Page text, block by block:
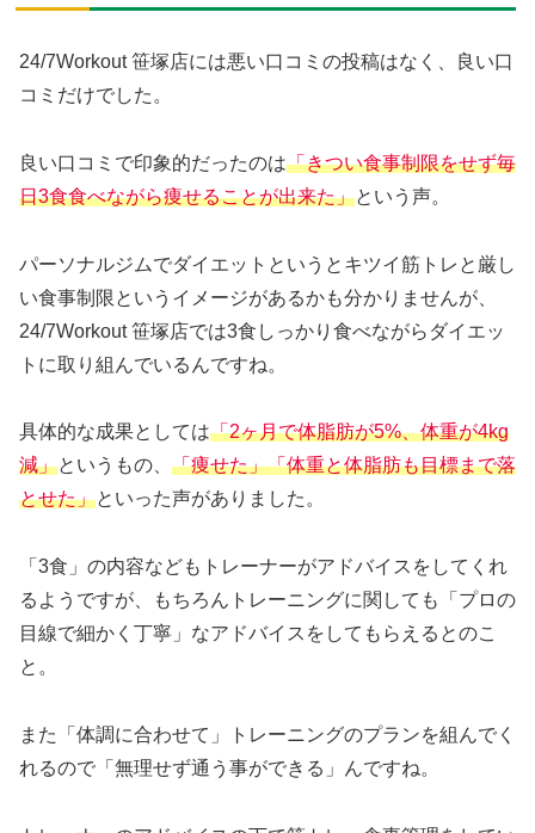
24/7Workout 笹塚店には悪い口コミの投稿はなく、良い口
コミだけでした。
良い口コミで印象的だったのは「きつい食事制限をせず毎
日3食食べながら痩せることが出来た」という声。
パーソナルジムでダイエットというとキツイ筋トレと厳し
い食事制限というイメージがあるかも分かりませんが、
24/7Workout 笹塚店では3食しっかり食べながらダイエッ
トに取り組んでいるんですね。
具体的な成果としては「2ヶ月で体脂肪が5%、体重が4kg
減」というもの、 「痩せた」「体重と体脂肪も目標まで落
とせた」といった声がありました。
「3食」の内容などもトレーナーがアドバイスをしてくれ
るようですが、もちろんトレーニングに関しても「プロの
目線で細かく丁寧」なアドバイスをしてもらえるとのこ
と。
また「体調に合わせて」トレーニングのプランを組んでく
れるので「無理せず通う事ができる」んですね。